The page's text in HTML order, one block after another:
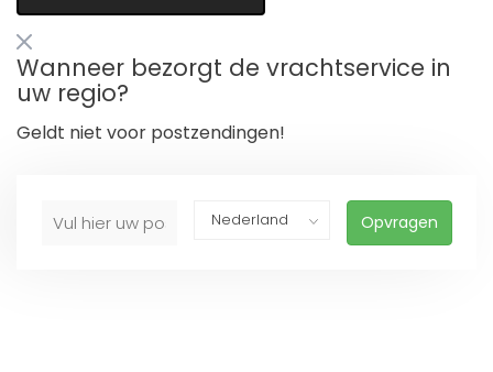
Wanneer bezorgt de vrachtservice in
uw regio?
Geldt niet voor postzendingen!
Opvragen